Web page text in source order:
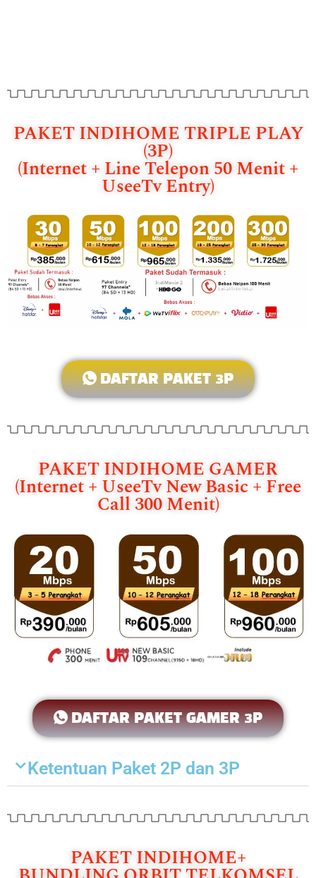
PAKET INDIHOME TRIPLE PLAY
(3P)
(Internet + Line Telepon 50 Menit +
UseeTv Entry)
DAFTAR PAKET 3P
PAKET INDIHOME GAMER
(Internet + UseeTv New Basic + Free
Call 300 Menit)
DAFTAR PAKET GAMER 3P
Ketentuan Paket 2P dan 3P
PAKET INDIHOME+